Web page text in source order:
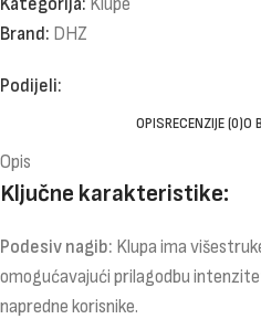
Brand: DHZ
Podijeli:
OPISRECENZIJE (0)O
Opis
Ključne karakteristike:
Podesiv nagib: Klupa ima
omogućavajući prilagodbu
napredne korisnike.